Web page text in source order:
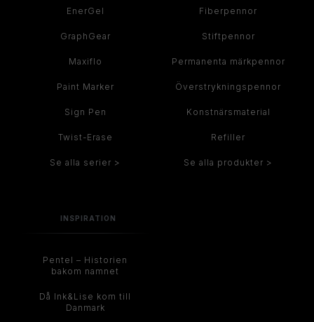
EnerGel
GraphGear
Maxiflo
Paint Marker
Sign Pen
Twist-Erase
Se alla serier >
Fiberpennor
Stiftpennor
Permanenta märkpennor
Överstrykningspennor
Konstnärsmaterial
Refiller
Se alla produkter >
INSPIRATION
Pentel – Historien
bakom namnet
Då Ink&Lise kom till
Danmark